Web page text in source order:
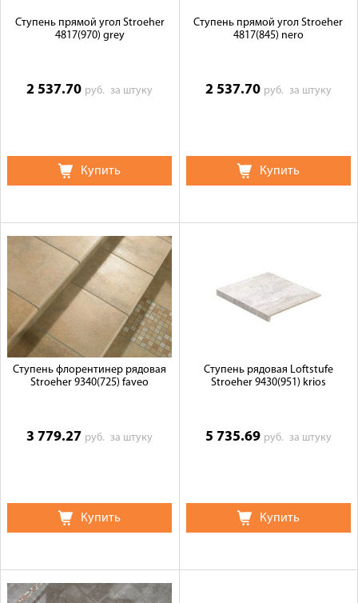
Ступень прямой угол Stroeher
4817(970) grey
2 537.70 руб.за штуку
Купить
Ступень прямой угол Stroeher
4817(845) nero
2 537.70 руб. за штуку
Купить
Ступень флорентинер рядовая
Stroeher 9340(725) faveo
3 779.27 руб.за штуку
Купить
Ступень рядовая Loftstufe
Stroeher 9430(951) krios
5 735.69 руб. за штуку
Купить